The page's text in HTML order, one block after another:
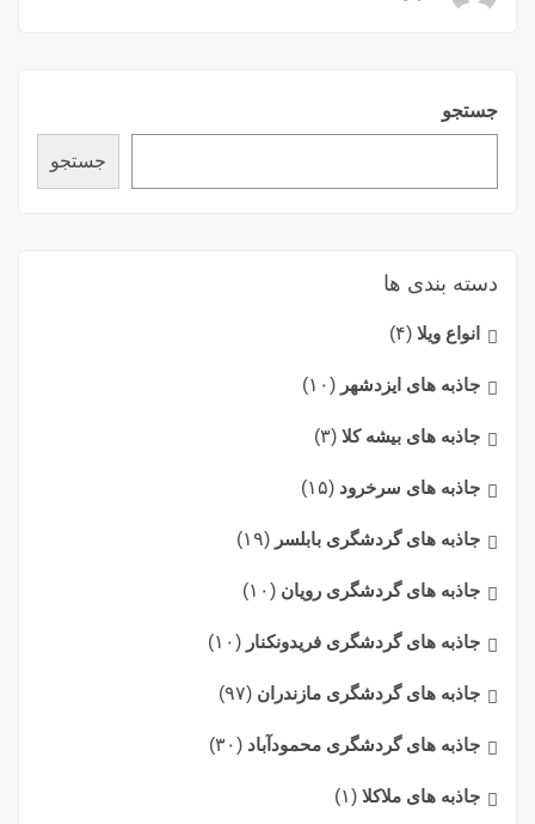
جستجو
جستجو
دسته بندی ها
انواع ویلا (۴)
جاذبه های ایزدشهر (۱۰)
جاذبه های بیشه کلا (۳)
جاذبه های سرخرود (۱۵)
جاذبه های گردشگری بابلسر (۱۹)
جاذبه های گردشگری رویان (۱۰)
جاذبه های گردشگری فریدونکنار (۱۰)
جاذبه های گردشگری مازندران (۹۷)
جاذبه های گردشگری محمودآباد (۳۰)
جاذبه های ملاکلا (۱)